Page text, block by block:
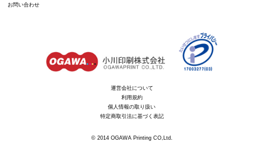
お問い合わせ
運営会社について
利用規約
個人情報の取り扱い
特定商取引法に基づく表記
© 2014 OGAWA Printing CO,Ltd.